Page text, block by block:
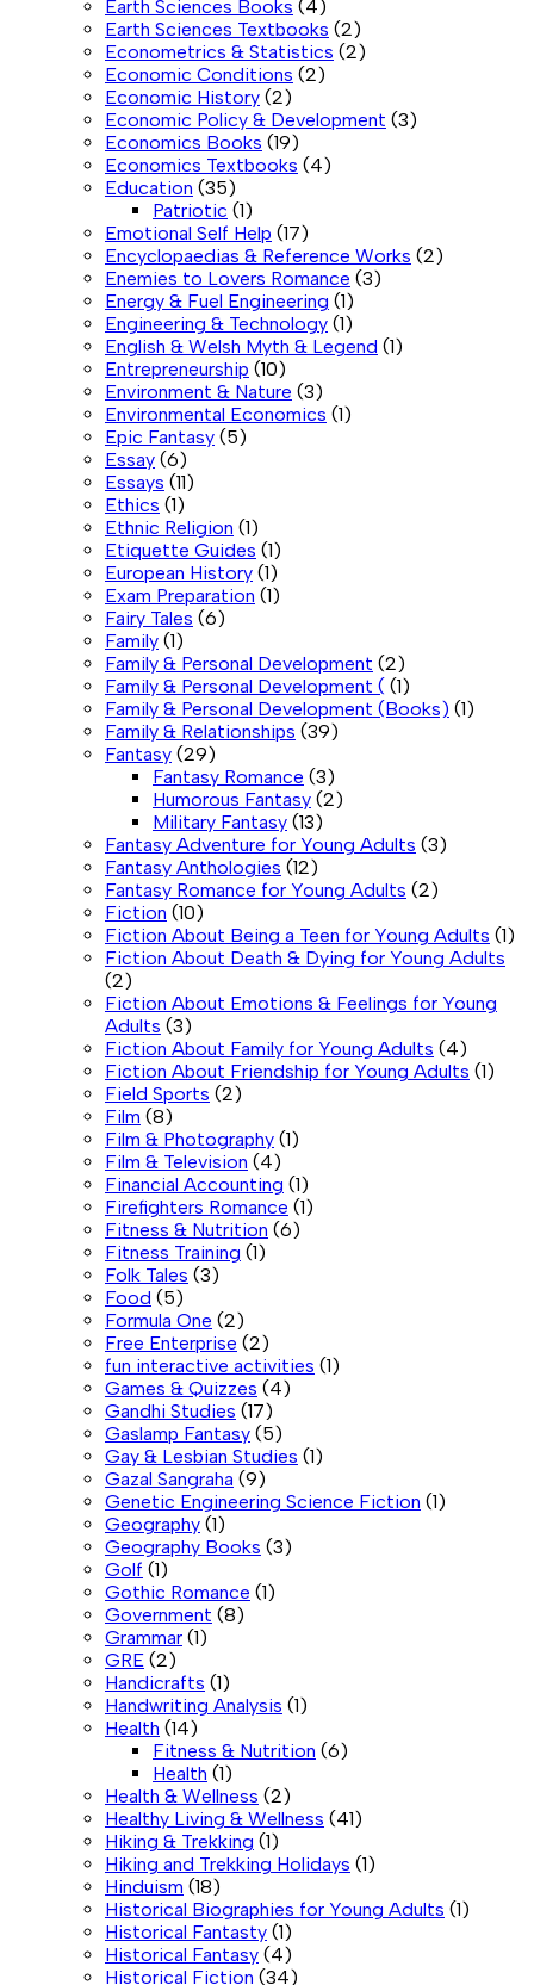
Earth Sciences Books (4)
Earth Sciences Textbooks (2)
Econometrics & Statistics (2)
Economic Conditions (2)
Economic History (2)
Economic Policy & Development (3)
Economics Books (19)
Economics Textbooks (4)
Education (35)
Patriotic (1)
Emotional Self Help (17)
Encyclopaedias & Reference Works (2)
Enemies to Lovers Romance (3)
Energy & Fuel Engineering (1)
Engineering & Technology (1)
English & Welsh Myth & Legend (1)
Entrepreneurship (10)
Environment & Nature (3)
Environmental Economics (1)
Epic Fantasy (5)
Essay (6)
Essays (11)
Ethics (1)
Ethnic Religion (1)
Etiquette Guides (1)
European History (1)
Exam Preparation (1)
Fairy Tales (6)
Family (1)
Family & Personal Development (2)
Family & Personal Development ( (1)
Family & Personal Development (Books) (1)
Family & Relationships (39)
Fantasy (29)
Fantasy Romance (3)
Humorous Fantasy (2)
Military Fantasy (13)
Fantasy Adventure for Young Adults (3)
Fantasy Anthologies (12)
Fantasy Romance for Young Adults (2)
Fiction (10)
Fiction About Being a Teen for Young Adults (1)
Fiction About Death & Dying for Young Adults
(2)
Fiction About Emotions & Feelings for Young
Adults (3)
Fiction About Family for Young Adults (4)
Fiction About Friendship for Young Adults (1)
Field Sports (2)
Film (8)
Film & Photography (1)
Film & Television (4)
Financial Accounting (1)
Firefighters Romance (1)
Fitness & Nutrition (6)
Fitness Training (1)
Folk Tales (3)
Food (5)
Formula One (2)
Free Enterprise (2)
fun interactive activities (1)
Games & Quizzes (4)
Gandhi Studies (17)
Gaslamp Fantasy (5)
Gay & Lesbian Studies (1)
Gazal Sangraha (9)
Genetic Engineering Science Fiction (1)
Geography (1)
Geography Books (3)
Golf (1)
Gothic Romance (1)
Government (8)
Grammar (1)
GRE (2)
Handicrafts (1)
Handwriting Analysis (1)
Health (14)
Fitness & Nutrition (6)
Health (1)
Health & Wellness (2)
Healthy Living & Wellness (41)
Hiking & Trekking (1)
Hiking and Trekking Holidays (1)
Hinduism (18)
Historical Biographies for Young Adults (1)
Historical Fantasty (1)
Historical Fantasy (4)
Historical Fiction (34)